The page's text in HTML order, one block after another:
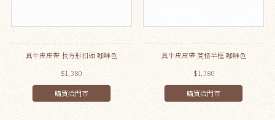
真牛皮皮帶 長方形扣頭 咖啡色
$1,380
購買洽門市
真牛皮皮帶 菱格半框 咖啡色
$1,380
購買洽門市